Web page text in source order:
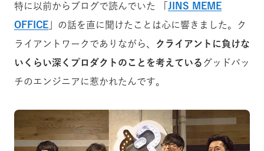
特に以前からブログで読んでいた 「
JINS MEME
OFFICE 」の話を直に聞けたことは心に響きました。ク
ライアントワークでありながら、
クライアントに負けな
いくらい深くプロダクトのことを考えている グッドパッ
チのエンジニアに惹かれたんです。